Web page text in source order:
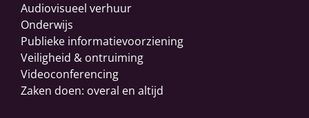
Audiovisueel verhuur
Onderwijs
Publieke informatievoorziening
Veiligheid & ontruiming
Videoconferencing
Zaken doen: overal en altijd